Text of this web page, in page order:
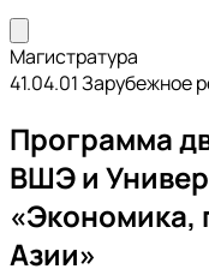
Магистратура
41.04.01 Зарубежное
Программа
ВШЭ и
«Экономика,
Азии»